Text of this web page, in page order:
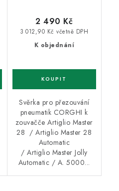
K objednání
3 012,90 Kč včetně DPH
2 490 Kč
Svěrka pro přezouvání
pneumatik CORGHI k
zouvačče Artiglio Master
28 / Artiglio Master 28
Automatic
/ Artiglio Master Jolly
Automatic / A. 5000...